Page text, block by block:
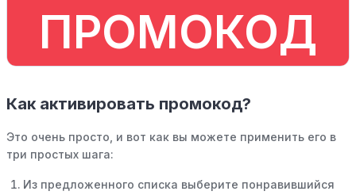
ПРОМОКОД
Как активировать промокод?
Это очень просто, и вот как вы можете применить его в
три простых шага:
Из предложенного списка выберите понравившийся